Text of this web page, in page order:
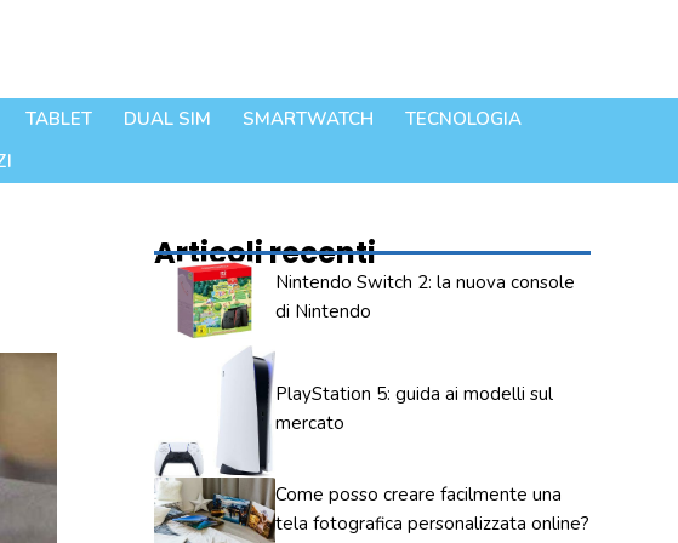
TABLET DUAL SIM SMARTWATCH
TECNOLOGIA
Articoli recenti
Nintendo Switch 2: la nuova console
di Nintendo
PlayStation 5: guida ai modelli sul
mercato
Come posso creare facilmente una
tela fotografica personalizzata online?